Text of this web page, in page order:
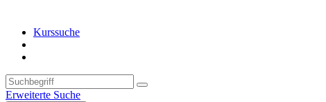
Kurssuche
Erweiterte Suche